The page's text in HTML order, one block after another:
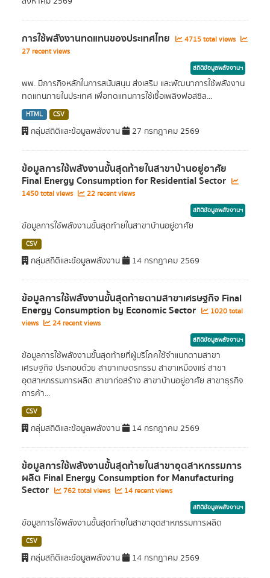
การใช้พลังงานทดแทนของประเทศไทย
4715 total views
27 recent views
สถิติข้อมูลพลังงานฯ
พพ. มีภารกิจหลักในการสนับสนุน ส่งเสริม และพัฒนาการใช้พลังงาน
ทดแทนภายในประเทศ เพื่อทดแทนการใช้เชื้อเพลิงฟอสซิล...
HTML CSV
กลุ่มสถิติและข้อมูลพลังงาน 27 กรกฎาคม 2569
ข้อมูลการใช้พลังงานขั้นสุดท้ายในสาขาบ้านอยู่อาศัย
Final Energy Consumption for Residential Sector
1450 total views 22 recent views
สถิติข้อมูลพลังงานฯ
ข้อมูลการใช้พลังงานขั้นสุดท้ายในสาขาบ้านอยู่อาศัย
CSV
กลุ่มสถิติและข้อมูลพลังงาน 14 กรกฎาคม 2569
ข้อมูลการใช้พลังงานขั้นสุดท้ายตามสาขาเศรษฐกิจ Final
Energy Consumption by Economic Sector
1020 total
views
24 recent views
สถิติข้อมูลพลังงานฯ
ข้อมูลการใช้พลังงานขั้นสุดท้ายที่ผู้บริโภคใช้จำแนกตามสาขา
เศรษฐกิจ ประกอบด้วย สาขาเกษตรกรรม สาขาเหมืองแร่ สาขา
อุตสาหกรรมการผลิต สาขาก่อสร้าง สาขาบ้านอยู่อาศัย สาขาธุรกิจ
การค้า...
CSV
กลุ่มสถิติและข้อมูลพลังงาน 14 กรกฎาคม 2569
ข้อมูลการใช้พลังงานขั้นสุดท้ายในสาขาอุตสาหกรรมการ
ผลิต Final Energy Consumption for Manufacturing
Sector 762 total views 14 recent views
สถิติข้อมูลพลังงานฯ
ข้อมูลการใช้พลังงานขั้นสุดท้ายในสาขาอุตสาหกรรมการผลิต
CSV
กลุ่มสถิติและข้อมูลพลังงาน 14 กรกฎาคม 2569